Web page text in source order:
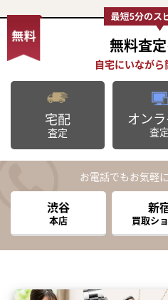
無料査定
宅配
査定
オン
査定
お電話でもお気軽
渋谷
本店
新
買取シ